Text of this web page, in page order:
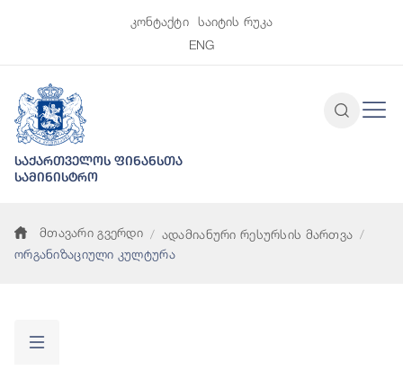
კონტაქტი
საიტის რუკა
ENG
საქართველოს ფინანსთა
სამინისტრო
მთავარი გვერდი
ადამიანური რესურსის მართვა
ორგანიზაციული კულტურა